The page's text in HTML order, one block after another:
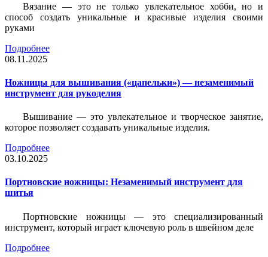
Вязание — это не только увлекательное хобби, но и
способ создать уникальные и красивые изделия своими
руками
Подробнее
08.11.2025
Ножницы для вышивания («цапельки») — незаменимый
инструмент для рукоделия
Вышивание — это увлекательное и творческое занятие,
которое позволяет создавать уникальные изделия.
Подробнее
03.10.2025
Портновские ножницы: Незаменимый инструмент для
шитья
Портновские ножницы — это специализированный
инструмент, который играет ключевую роль в швейном деле
Подробнее